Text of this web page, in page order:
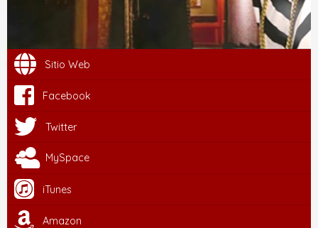
Sitio Web
Facebook
Twitter
MySpace
iTunes
Amazon